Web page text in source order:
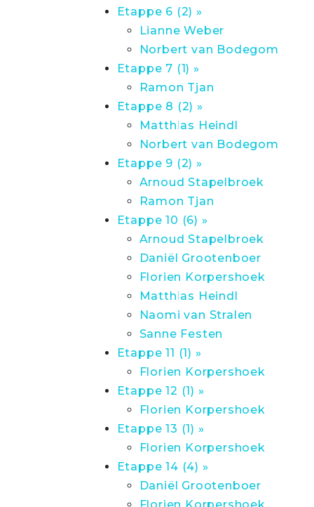
Etappe 6 (2) »
Lianne Weber
Norbert van Bodegom
Etappe 7 (1) »
Ramon Tjan
Etappe 8 (2) »
Matthias Heindl
Norbert van Bodegom
Etappe 9 (2) »
Arnoud Stapelbroek
Ramon Tjan
Etappe 10 (6) »
Arnoud Stapelbroek
Daniël Grootenboer
Florien Korpershoek
Matthias Heindl
Naomi van Stralen
Sanne Festen
Etappe 11 (1) »
Florien Korpershoek
Etappe 12 (1) »
Florien Korpershoek
Etappe 13 (1) »
Florien Korpershoek
Etappe 14 (4) »
Daniël Grootenboer